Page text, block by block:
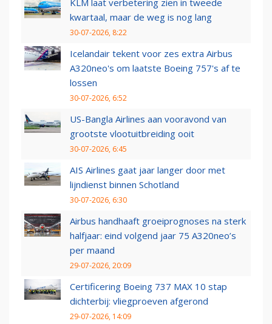
KLM laat verbetering zien in tweede
kwartaal, maar de weg is nog lang
30-07-2026, 8:22
Icelandair tekent voor zes extra Airbus
A320neo's om laatste Boeing 757's af te
lossen
30-07-2026, 6:52
US-Bangla Airlines aan vooravond van
grootste vlootuitbreiding ooit
30-07-2026, 6:45
AIS Airlines gaat jaar langer door met
lijndienst binnen Schotland
30-07-2026, 6:30
Airbus handhaaft groeiprognoses na sterk
halfjaar: eind volgend jaar 75 A320neo’s
per maand
29-07-2026, 20:09
Certificering Boeing 737 MAX 10 stap
dichterbij: vliegproeven afgerond
29-07-2026, 14:09